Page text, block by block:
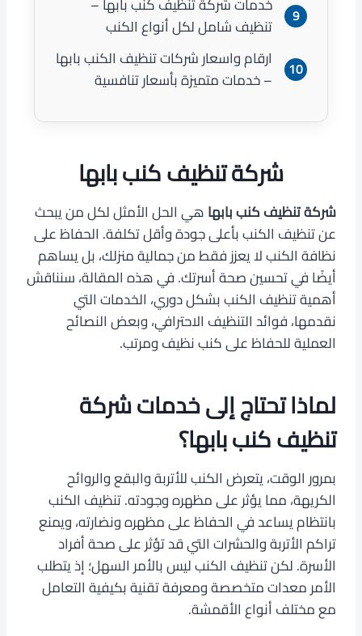
تنظيف شامل لكل أنواع الكنب
ارقام واسعار شركات تنظيف الكنب بابها
– خدمات متميزة بأسعار تنافسية
شركة تنظيف كنب بابها
شركة تنظيف كنب بابهاهي الحل الأمثل لكل من يبحث
عن تنظيف الكنب بأعلى جودة وأقل تكلفة. الحفاظ على
نظافة الكنب لا يعزز فقط من جمالية منزلك، بل يساهم
أيضًا في تحسين صحة أسرتك. في هذه المقالة، سنناقش
أهمية تنظيف الكنب بشكل دوري، الخدمات التي
نقدمها، فوائد التنظيف الاحترافي، وبعض النصائح
العملية للحفاظ على كنب نظيف ومرتب.
لماذا تحتاج إلى خدمات شركة
تنظيف كنب بابها؟
بمرور الوقت، يتعرض الكنب للأتربة والبقع والروائح
الكريهة، مما يؤثر على مظهره وجودته. تنظيف الكنب
بانتظام يساعد في الحفاظ على مظهره ونضارته، ويمنع
تراكم الأتربة والحشرات التي قد تؤثر على صحة أفراد
الأسرة. لكن تنظيف الكنب ليس بالأمر السهل؛ إذ يتطلب
الأمر معدات متخصصة ومعرفة تقنية بكيفية التعامل
مع مختلف أنواع الأقمشة.